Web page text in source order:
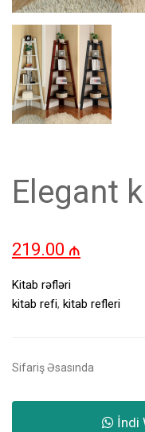
Elegant
219.00 ₼
Kitab rəfləri
kitab refi, kitab refleri
Sifariş Əsasında
İndi